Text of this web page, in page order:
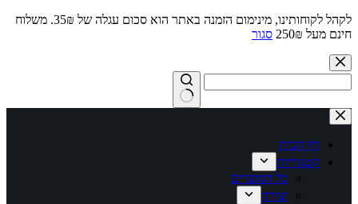
לקהל לקוחותינו, מינימום הזמנה באתר הוא סכום עגלה של 35₪. משלוח
חינם מעל 250₪
סגור
Skip
to
content
No
results
דף הבית
קטגוריות
כל המוצרים
יצירה